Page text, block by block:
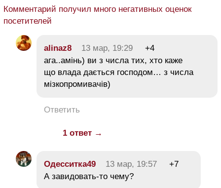
Комментарий получил много негативных оценок
посетителей
alinaz8 13 мар, 19:29
+4
ага..амінь) ви з числа тих, хто каже
що влада дається господом… з числа
мізкопромивачів)
Ответить
1 ответ →
Одесситка49 13 мар, 19:57
+7
А завидовать-то чему?